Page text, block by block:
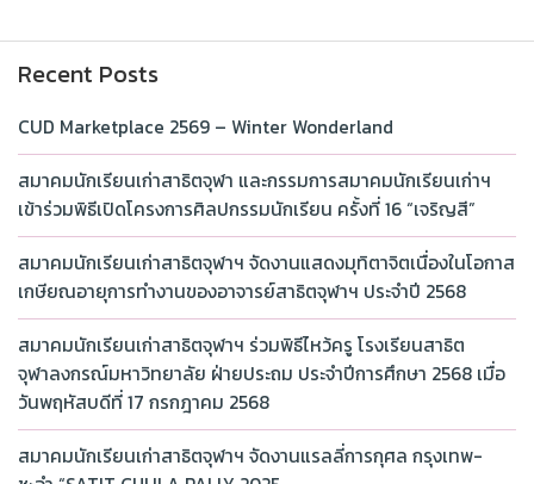
Recent Posts
CUD Marketplace 2569 – Winter Wonderland
สมาคมนักเรียนเก่าสาธิตจุฬา และกรรมการสมาคมนักเรียนเก่าฯ
เข้าร่วมพิธีเปิดโครงการศิลปกรรมนักเรียน ครั้งที่ 16 “เจริญสี”
สมาคมนักเรียนเก่าสาธิตจุฬาฯ จัดงานแสดงมุทิตาจิตเนื่องในโอกาส
เกษียณอายุการทำงานของอาจารย์สาธิตจุฬาฯ ประจำปี 2568
สมาคมนักเรียนเก่าสาธิตจุฬาฯ ร่วมพิธีไหว้ครู โรงเรียนสาธิต
จุฬาลงกรณ์มหาวิทยาลัย ฝ่ายประถม ประจำปีการศึกษา 2568 เมื่อ
วันพฤหัสบดีที่ 17 กรกฎาคม 2568
สมาคมนักเรียนเก่าสาธิตจุฬาฯ จัดงานแรลลี่การกุศล กรุงเทพ-